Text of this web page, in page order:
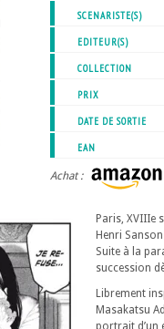
SCENARISTE(S)
EDITEUR(S)
COLLECTION
PRIX
DATE DE SORTIE
EAN
Achat :
Paris, XVIIIe
Henri
Suite à la
succession
Librement
Masakatsu
portrait d’un